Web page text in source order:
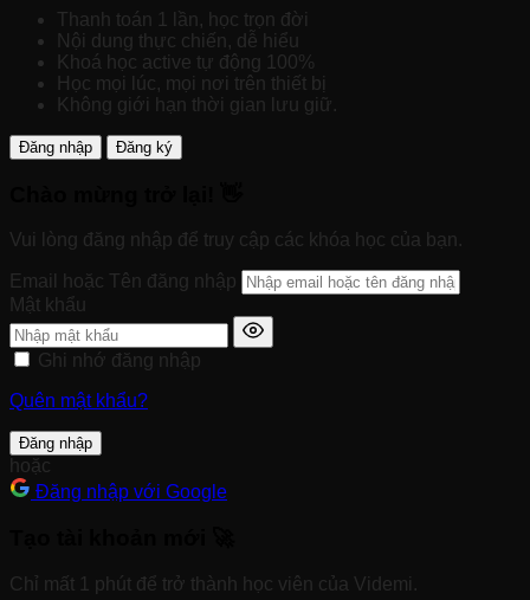
Thanh toán 1 lần, học trọn đời
Nội dung thực chiến, dễ hiểu
Khoá học active tự động 100%
Học mọi lúc, mọi nơi trên thiết bị
Không giới hạn thời gian lưu giữ.
Đăng nhập Đăng ký
Vui lòng đăng nhập để truy cập các khóa học của bạn.
Email hoặc Tên đăng nhập
Mật khẩu
Ghi nhớ đăng nhập
Quên mật khẩu?
Đăng nhập
hoặc
Đăng nhập với Google
Chỉ mất 1 phút để trở thành học viên của Videmi.